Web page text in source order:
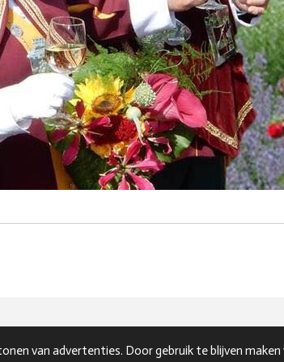
van advertenties. Door gebruik te blijven maken